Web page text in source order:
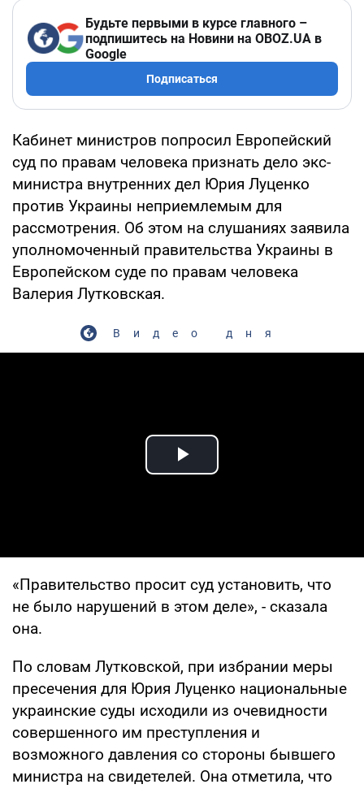
Будьте первыми в курсе главного –
подпишитесь на Новини на OBOZ.UA в
Google
Подписаться
Кабинет министров попросил Европейский
суд по правам человека признать дело экс-
министра внутренних дел Юрия Луценко
против Украины неприемлемым для
рассмотрения. Об этом на слушаниях заявила
уполномоченный правительства Украины в
Европейском суде по правам человека
Валерия Лутковская.
Видео дня
Play Video
«Правительство просит суд установить, что
не было нарушений в этом деле», - сказала
она.
По словам Лутковской, при избрании меры
пресечения для Юрия Луценко национальные
украинские суды исходили из очевидности
совершенного им преступления и
возможного давления со стороны бывшего
министра на свидетелей. Она отметила, что